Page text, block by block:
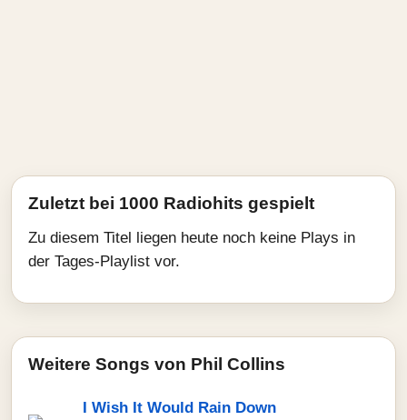
Zuletzt bei 1000 Radiohits gespielt
Zu diesem Titel liegen heute noch keine Plays in
der Tages-Playlist vor.
Weitere Songs von Phil Collins
I Wish It Would Rain Down